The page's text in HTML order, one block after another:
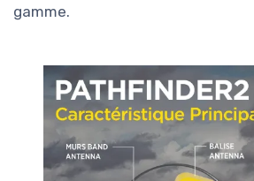
gamme.